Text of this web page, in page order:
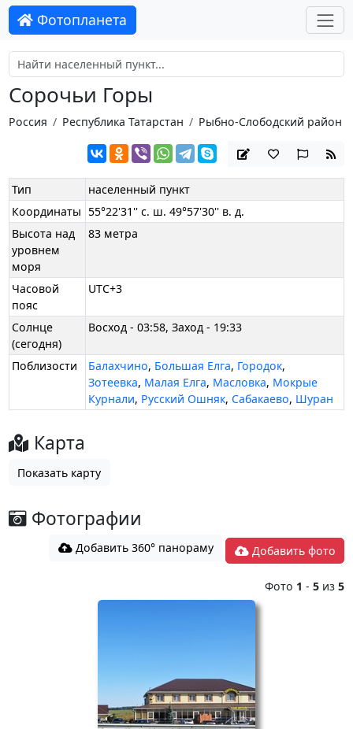
Фотопланета
Сорочьи Горы
Россия Республика Татарстан Рыбно-Слободский район
Тип
населенный пункт
Координаты 55°22'31'' с. ш. 49°57'30'' в. д.
Высота над
уровнем
моря
83 метра
Часовой
пояс
UTC+3
Солнце
(сегодня)
Восход - 03:58, Заход - 19:33
Поблизости Балахчино, Большая Елга, Городок,
Зотеевка, Малая Елга, Масловка, Мокрые
Курнали, Русский Ошняк, Сабакаево, Шуран
Карта
Показать карту
Фотографии
Добавить 360° панораму Добавить фото
Фото 1 -5 из5